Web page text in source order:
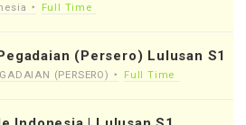
Full Time
(Persero) Lulusan S1
(PERSERO) Full Time